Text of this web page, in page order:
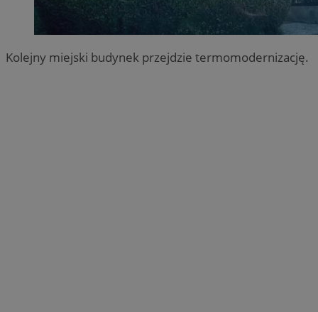
Kolejny miejski budynek przejdzie termomodernizację.